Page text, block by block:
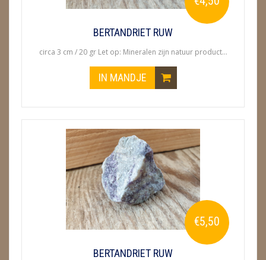
BERTANDRIET RUW
circa 3 cm / 20 gr Let op: Mineralen zijn natuur product...
IN MANDJE
€5,50
BERTANDRIET RUW